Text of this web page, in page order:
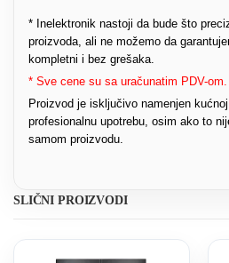
* Inelektronik nastoji da bude što
proizvoda, ali ne možemo da
kompletni i bez grešaka.
* Sve cene su sa uračunatim PDV-om.
Proizvod je isključivo namenjen
profesionalnu upotrebu, osim ako to
samom proizvodu.
SLIČNI PROIZVODI